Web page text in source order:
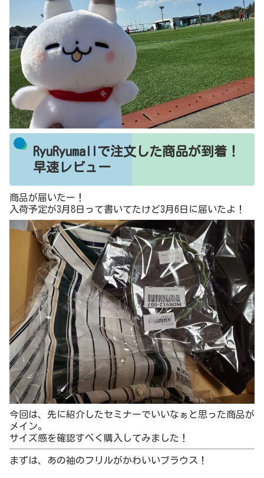
Alotta 【４つの機能付】フリル袖Ｔシャツブラウス ピン
ク M レディース 5,000円（税抜）以上購入で送料無料 ブ
ラウス 春 レディースファッション アパレル 通販 大き
いサイズ コーデ 安い おしゃれ お洒落 20代 30代 40代
50代 女性 トップス
次！あのスキニーパンツ。
無難にブラックにしました。写真が光の関係で黒に見えな
いよね…(;’∀’)